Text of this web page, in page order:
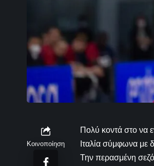
Κοινοποίηση
Πολύ κοντά στο να
Ιταλία σύμφωνα
Την περασμένη